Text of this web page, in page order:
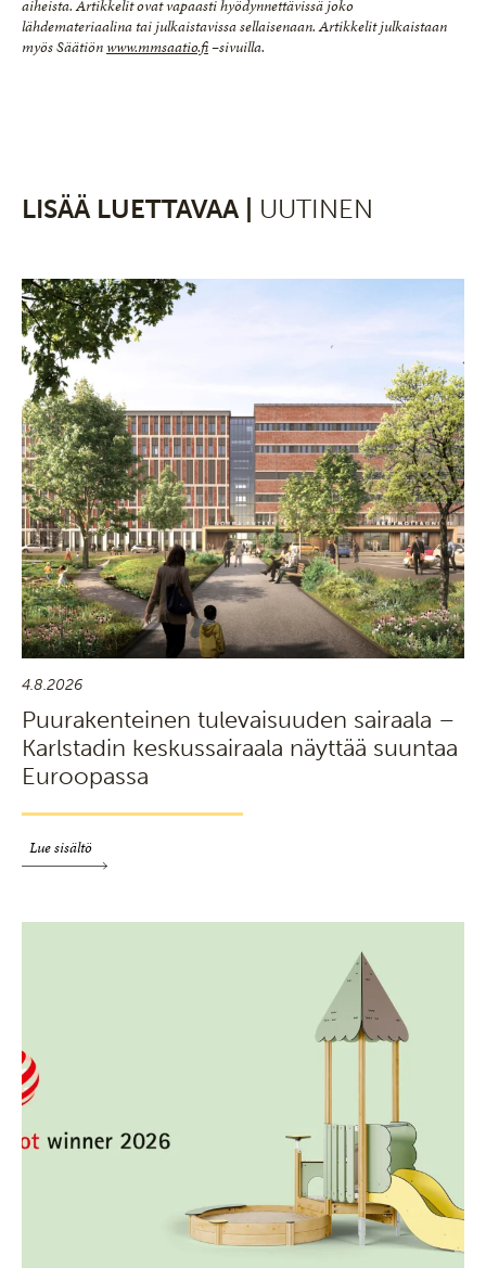
aiheista. Artikkelit ovat vapaasti hyödynnettävissä joko
lähdemateriaalina tai julkaistavissa sellaisenaan. Artikkelit julkaistaan
myös Säätiönwww.mmsaatio.fi–sivuilla.
LISÄÄ LUETTAVAA | UUTINEN
4.8.2026
Puurakenteinen tulevaisuuden sairaala –
Karlstadin keskussairaala näyttää suuntaa
Euroopassa
Lue sisältö